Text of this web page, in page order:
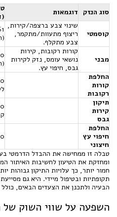
סוג הנזק דוגמאות
קוסמטי
שינוי צבע ברצפה/קירות,
ריצוף מתעוות/מתקמר,
צבע מתקלף.
מבני
קורות רקובות, קירות
נושאי עומס, נזק לקירות
גבס, חיפוי עץ.
החלפת
קורות
רקובות
תיקון
קירות
גבס
החלפת
חיפוי עץ
חיצוני
טבלה זו ממחישה את ההבדל הדרמטי
ומחזקת את הטיעון לחשיבות האיתור
חמור יותר, כך עלויות התיקון גבוהות
תקופתיות ובטיפול מיידי. היא גם
הבעיה ולתכנן את הצעדים הבאים,
השפעה על שווי השוק של